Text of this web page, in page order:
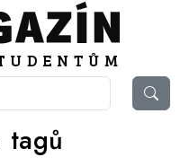
tagů